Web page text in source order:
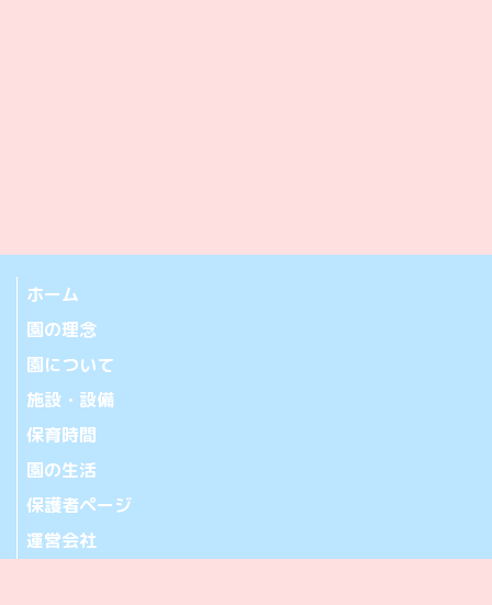
ホーム
園の理念
園について
施設・設備
保育時間
園の生活
保護者ページ
運営会社